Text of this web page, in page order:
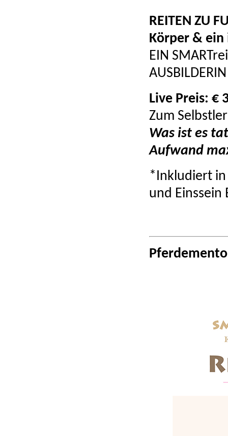
REITEN ZU
Körper & ein
EIN
Live Preis: €
Zum
Was ist es
Aufwand
*Inkludiert in
und Einssein